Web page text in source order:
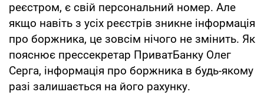
реєстром, є свій персональний номер. Але
якщо навіть з усіх реєстрів зникне інформація
про боржника, це зовсім нічого не змінить. Як
пояснює прессекретар ПриватБанку Олег
Серга, інформація про боржника в будь-якому
разі залишається на його рахунку.